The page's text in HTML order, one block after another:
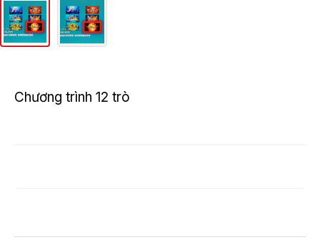
Chương trình 12 trò